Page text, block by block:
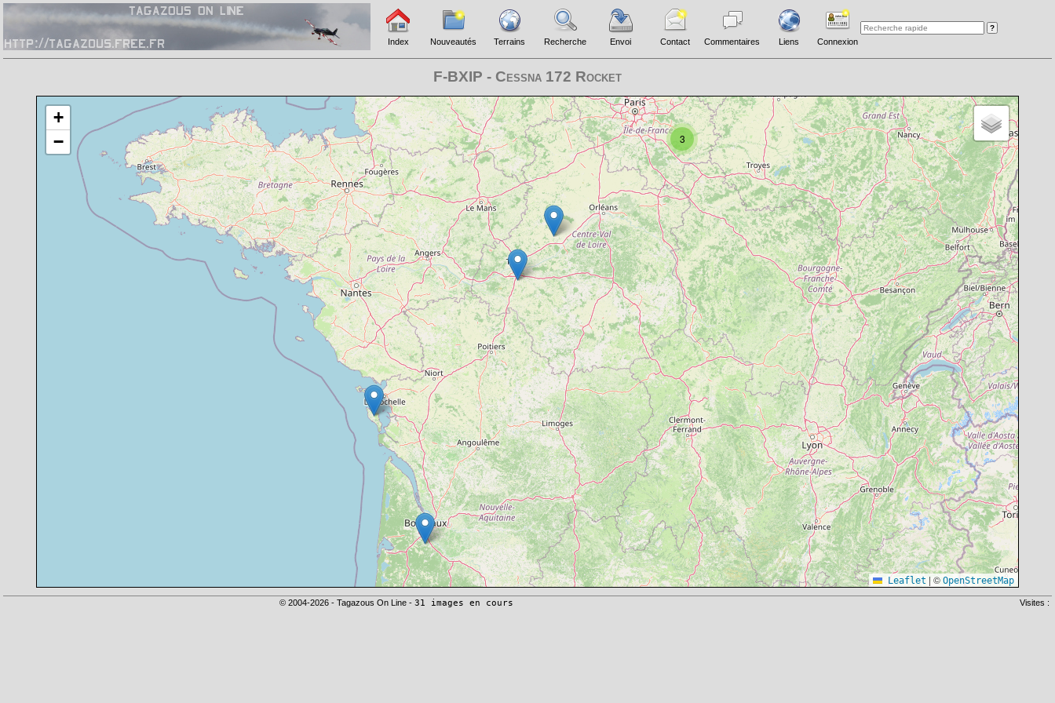
Index Nouveautés Terrains Recherche Envoi Contact Commentaires Liens Connexion
F-BXIP - Cessna 172 Rocket
Chargement de la carte en cours
3
+
−
Leaflet | © OpenStreetMap
© 2004-2026 - Tagazous On Line - 31 images en cours Visites :